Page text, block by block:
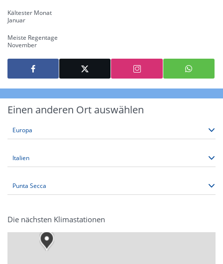
Kältester Monat
Januar
Meiste Regentage
November
Einen anderen Ort auswählen
Die nächsten Klimastationen